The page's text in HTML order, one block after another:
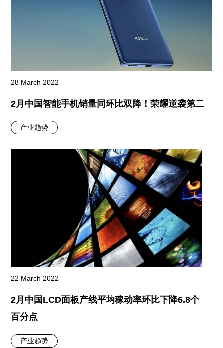
28 March 2022
2月中国智能手机销量同环比双降！荣耀逆袭第二
产业趋势
22 March 2022
2月中国LCD面板产线平均稼动率环比下降6.8个
百分点
产业趋势